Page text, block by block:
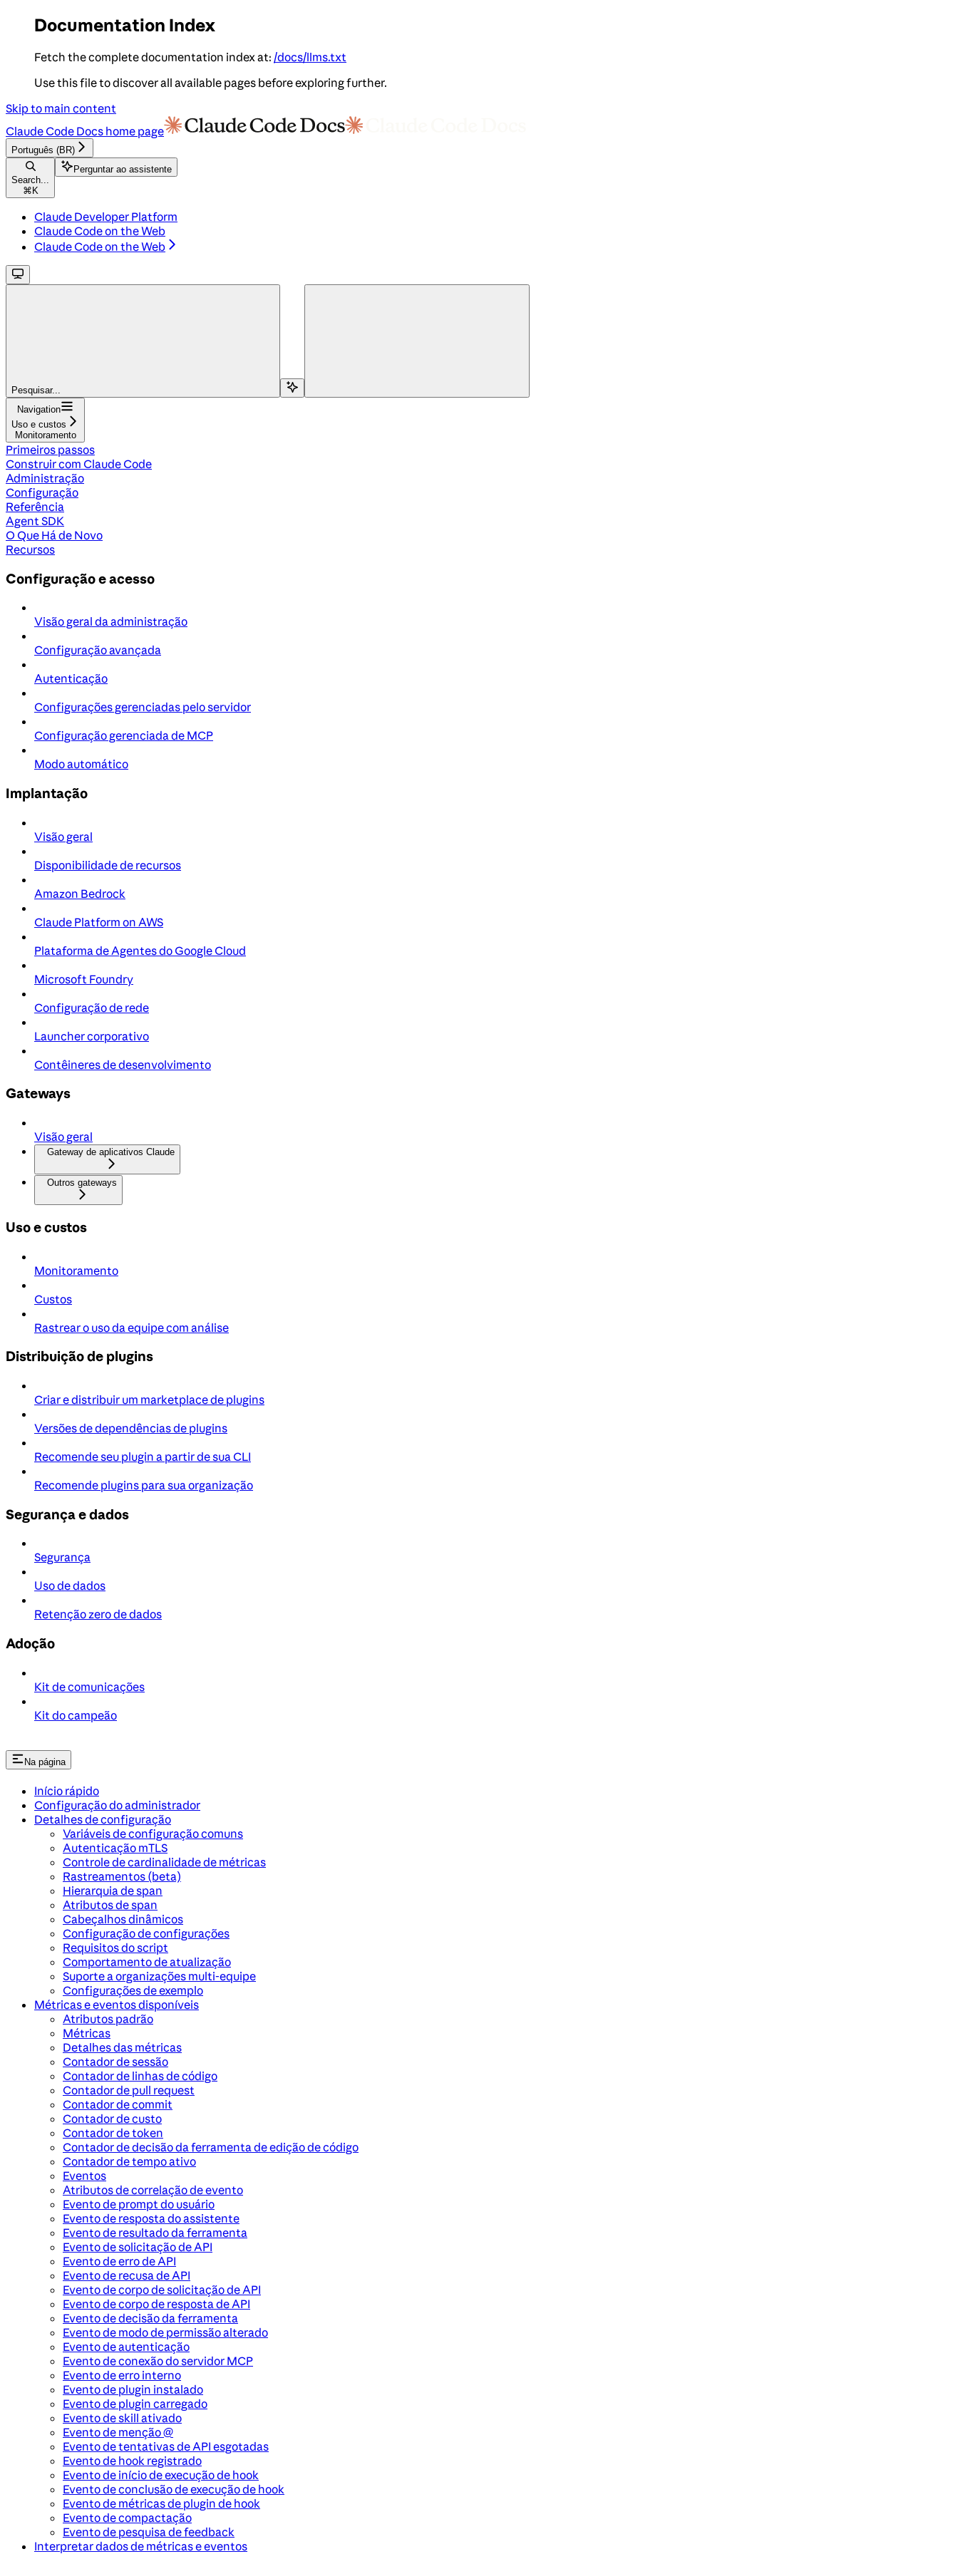
Documentation Index
Fetch the complete documentation index at: /docs/llms.txt
Use this file to discover all available pages before exploring further.
Skip to main content
Claude Code Docs home page
Português (BR)
Search...
⌘ K
Perguntar ao assistente
Claude Developer Platform
Claude Code on the Web
Claude Code on the Web
Pesquisar...
Navigation
Uso e custos
Monitoramento
Primeiros passos
Construir com Claude Code
Administração
Configuração
Referência
Agent SDK
O Que Há de Novo
Recursos
Configuração e acesso
Visão geral da administração
Configuração avançada
Autenticação
Configurações gerenciadas pelo servidor
Configuração gerenciada de MCP
Modo automático
Implantação
Visão geral
Disponibilidade de recursos
Amazon Bedrock
Claude Platform on AWS
Plataforma de Agentes do Google Cloud
Microsoft Foundry
Configuração de rede
Launcher corporativo
Contêineres de desenvolvimento
Gateways
Visão geral
Gateway de aplicativos Claude
Outros gateways
Uso e custos
Monitoramento
Custos
Rastrear o uso da equipe com análise
Distribuição de plugins
Criar e distribuir um marketplace de plugins
Versões de dependências de plugins
Recomende seu plugin a partir de sua CLI
Recomende plugins para sua organização
Segurança e dados
Segurança
Uso de dados
Retenção zero de dados
Adoção
Kit de comunicações
Kit do campeão
Na página
Início rápido
Configuração do administrador
Detalhes de configuração
Variáveis de configuração comuns
Autenticação mTLS
Controle de cardinalidade de métricas
Rastreamentos (beta)
Hierarquia de span
Atributos de span
Cabeçalhos dinâmicos
Configuração de configurações
Requisitos do script
Comportamento de atualização
Suporte a organizações multi-equipe
Configurações de exemplo
Métricas e eventos disponíveis
Atributos padrão
Métricas
Detalhes das métricas
Contador de sessão
Contador de linhas de código
Contador de pull request
Contador de commit
Contador de custo
Contador de token
Contador de decisão da ferramenta de edição de código
Contador de tempo ativo
Eventos
Atributos de correlação de evento
Evento de prompt do usuário
Evento de resposta do assistente
Evento de resultado da ferramenta
Evento de solicitação de API
Evento de erro de API
Evento de recusa de API
Evento de corpo de solicitação de API
Evento de corpo de resposta de API
Evento de decisão da ferramenta
Evento de modo de permissão alterado
Evento de autenticação
Evento de conexão do servidor MCP
Evento de erro interno
Evento de plugin instalado
Evento de plugin carregado
Evento de skill ativado
Evento de menção @
Evento de tentativas de API esgotadas
Evento de hook registrado
Evento de início de execução de hook
Evento de conclusão de execução de hook
Evento de métricas de plugin de hook
Evento de compactação
Evento de pesquisa de feedback
Interpretar dados de métricas e eventos